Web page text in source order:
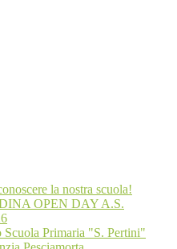
la nostra scuola!
OPEN DAY A.S.
Scuola Primaria "S. Pertini"